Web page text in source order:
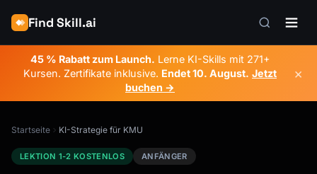
Find Skill.ai
45 % Rabatt zum Launch. Lerne KI-Skills mit 271+
Kursen. Zertifikate inklusive. Endet10. August. Jetzt
buchen →
×
Startseite KI-Strategie für KMU
LEKTION 1-2 KOSTENLOS ANFÄNGER